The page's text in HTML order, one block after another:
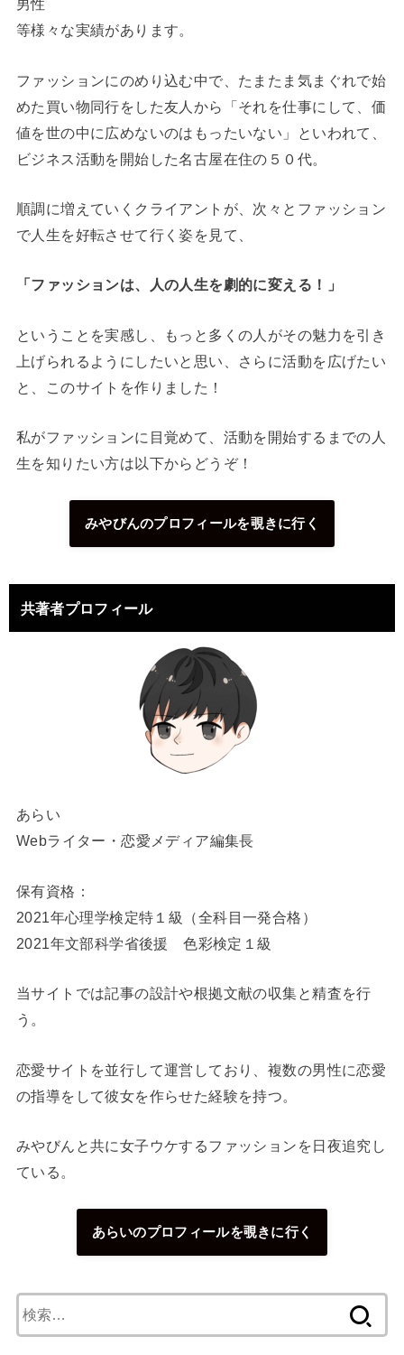
男性
等様々な実績があります。
ファッションにのめり込む中で、たまたま気まぐれで始
めた買い物同行をした友人から「それを仕事にして、価
値を世の中に広めないのはもったいない」といわれて、
ビジネス活動を開始した名古屋在住の５０代。
順調に増えていくクライアントが、次々とファッション
で人生を好転させて行く姿を見て、
「ファッションは、人の人生を劇的に変える！」
ということを実感し、もっと多くの人がその魅力を引き
上げられるようにしたいと思い、さらに活動を広げたい
と、このサイトを作りました！
私がファッションに目覚めて、活動を開始するまでの人
生を知りたい方は以下からどうぞ！
みやびんのプロフィールを覗きに行く
共著者プロフィール
あらい
Webライター・恋愛メディア編集長
保有資格：
2021年心理学検定特１級
（全科目一発合格）
2021年文部科学省後援 色彩検定１級
当サイトでは記事の設計や根拠文献の収集と精査を行
う。
恋愛サイトを並行して運営しており、複数の男性に恋愛
の指導をして彼女を作らせた経験を持つ。
みやびんと共に女子ウケするファッションを日夜追究し
ている。
あらいのプロフィールを覗きに行く
索: